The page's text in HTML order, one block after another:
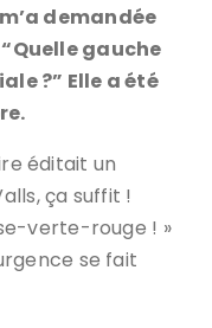
demandée
gauche
?” Elle a été
éditait un
ça suffit !
verte-rouge ! »
se fait